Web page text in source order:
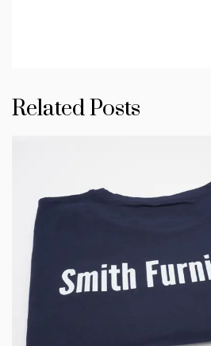
Related Posts